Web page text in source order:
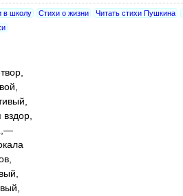
в школу Стихи о жизни Читать стихи Пушкина